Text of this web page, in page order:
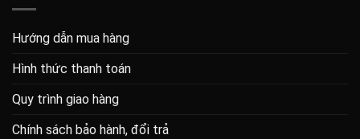
Hướng dẫn mua hàng
Hình thức thanh toán
Quy trình giao hàng
Chính sách bảo hành, đổi trả